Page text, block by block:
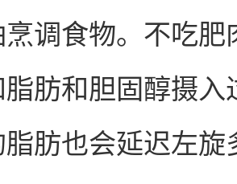
烹调食物。不吃
脂肪和胆固醇摄
脂肪也会延迟左